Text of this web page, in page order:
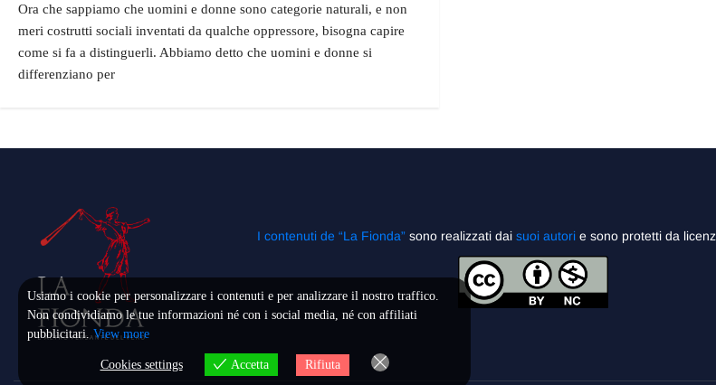
Ora che sappiamo che uomini e donne sono categorie naturali, e non
meri costrutti sociali inventati da qualche oppressore, bisogna capire
come si fa a distinguerli. Abbiamo detto che uomini e donne si
differenziano per
I contenuti de “La Fionda” sono realizzati daisuoi autorie sono protetti da
Usiamo i cookie per personalizzare i contenuti e per analizzare il nostro traffico.
Non condividiamo le tue informazioni né con i social media, né con affiliati
pubblicitari.View more
Cookies settings Accetta Rifiuta